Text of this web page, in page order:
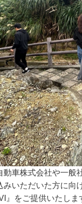
車株式会社や一
いただいた方に向
』をご提供いたし